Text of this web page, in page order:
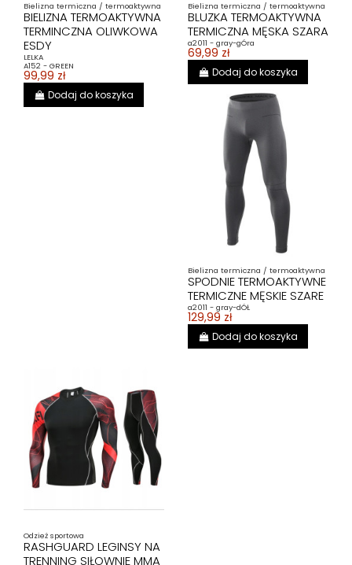
Bielizna termiczna / termoaktywna
BIELIZNA TERMOAKTYWNA
TERMINCZNA OLIWKOWA
ESDY
LELKA
A152 - GREEN
99,99 zł
Dodaj do koszyka
Bielizna termiczna / termoaktywna
BLUZKA TERMOAKTYWNA
TERMICZNA MĘSKA SZARA
a2011 - gray-gÓra
69,99 zł
Dodaj do koszyka
Bielizna termiczna / termoaktywna
SPODNIE TERMOAKTYWNE
TERMICZNE MĘSKIE SZARE
a2011 - gray-dÓŁ
129,99 zł
Dodaj do koszyka
Odzież sportowa
RASHGUARD LEGINSY NA
TRENNING SIŁOWNIE MMA